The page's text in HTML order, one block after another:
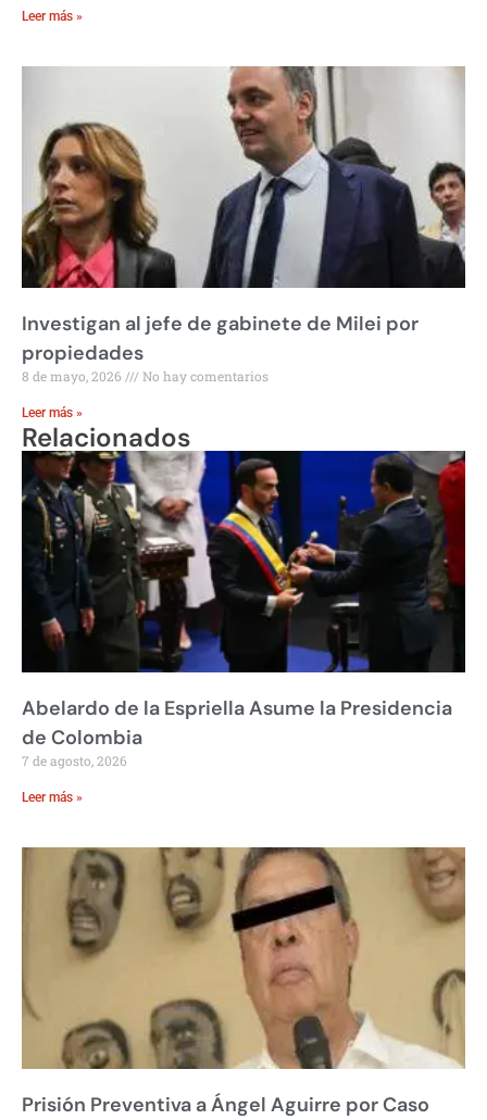
Leer más »
Investigan al jefe de gabinete de Milei por
propiedades
8 de mayo, 2026 No hay comentarios
Leer más »
Relacionados
Abelardo de la Espriella Asume la Presidencia
de Colombia
7 de agosto, 2026
Leer más »
Prisión Preventiva a Ángel Aguirre por Caso